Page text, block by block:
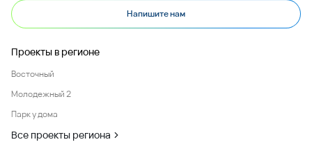
Напишите нам
Проекты в регионе
Восточный
Молодежный 2
Парк у дома
Все проекты региона